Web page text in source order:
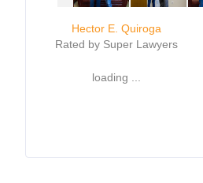
Hector E. Quiroga
Rated by Super Lawyers
loading ...